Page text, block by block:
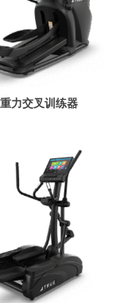
重力交叉训练器